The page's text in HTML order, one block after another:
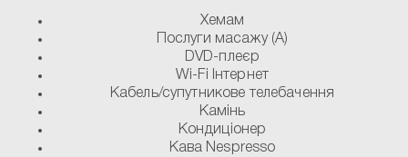
Хемам
Послуги масажу (A)
DVD-плеєр
Wi-Fi Інтернет
Кабель/супутникове телебачення
Камінь
Кондиціонер
Кава Nespresso